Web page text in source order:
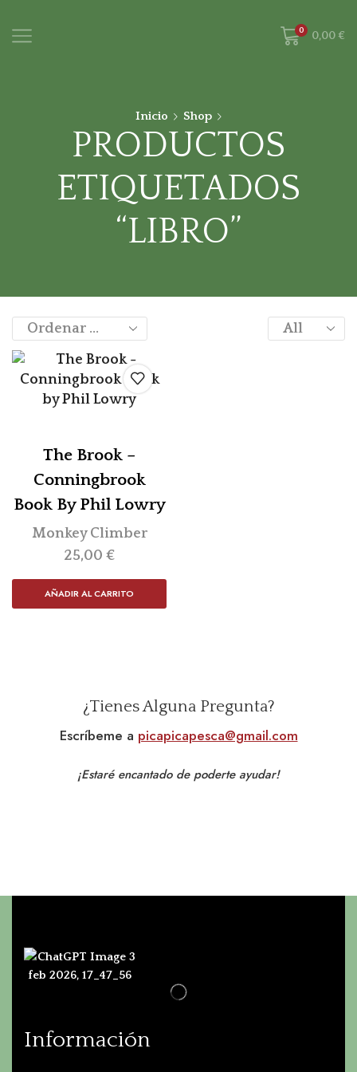
0 0,00 €
Inicio Shop
PRODUCTOS
ETIQUETADOS
“LIBRO”
The Brook –
Conningbrook
Book By Phil Lowry
Monkey Climber
25,00 €
AÑADIR AL CARRITO
¿Tienes Alguna Pregunta?
Escríbeme a picapicapesca@gmail.com
¡Estaré encantado de poderte ayudar!
Información